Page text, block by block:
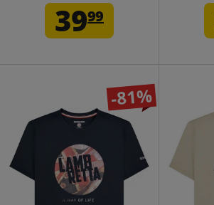
3999
-81%